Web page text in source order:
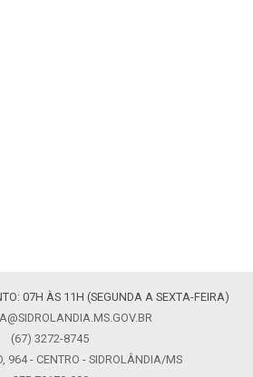
07H ÀS 11H (SEGUNDA A SEXTA-FEIRA)
(67) 3272-8745
964 - CENTRO - SIDROLÂNDIA/MS